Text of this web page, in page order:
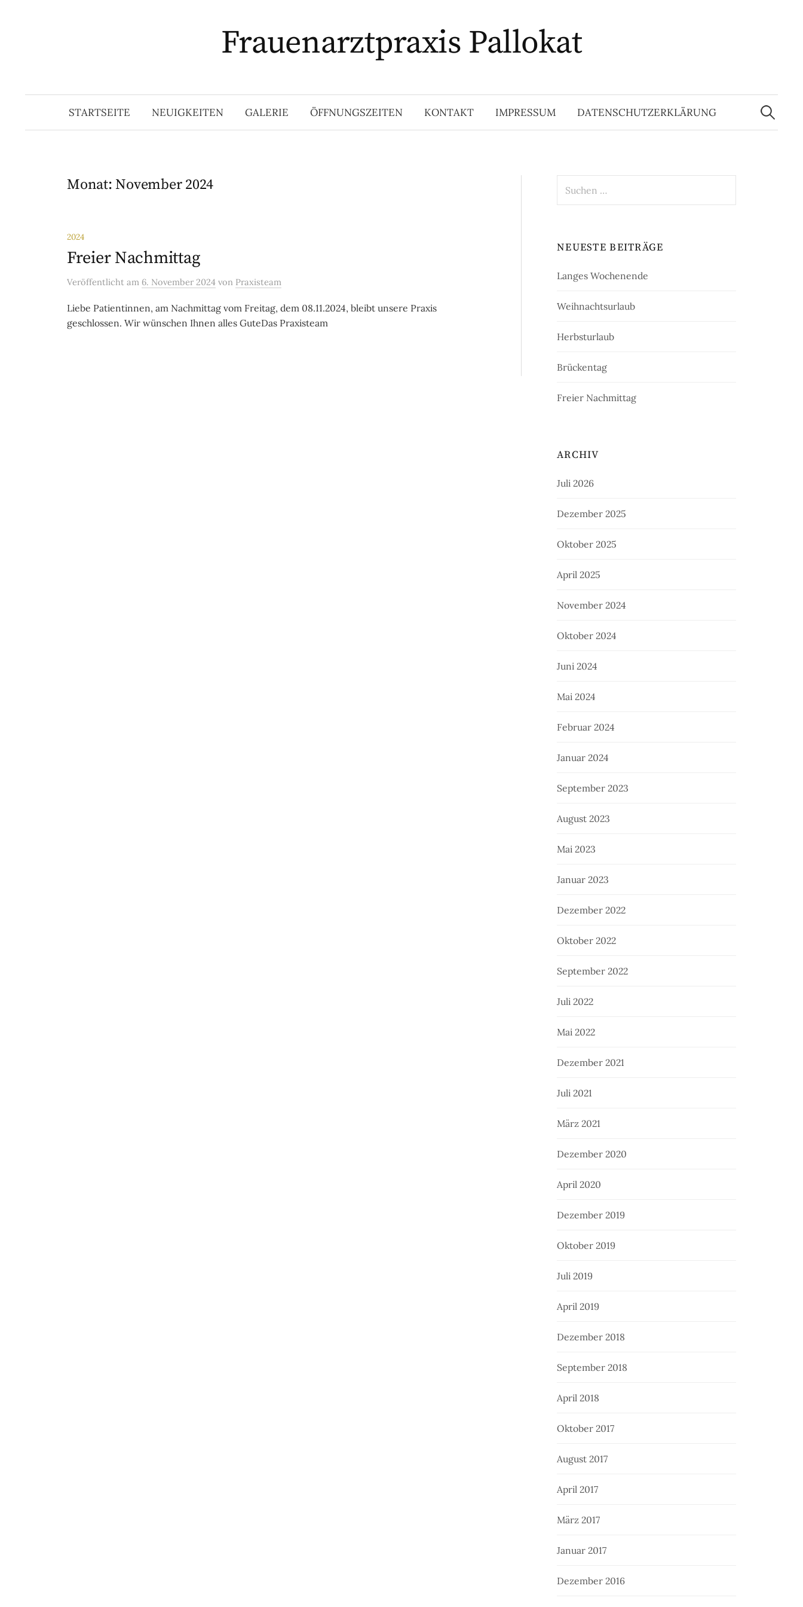
Frauenarztpraxis Pallokat
STARTSEITE NEUIGKEITEN GALERIE ÖFFNUNGSZEITEN KONTAKT IMPRESSUM DATENSCHUTZERKLÄRUNG
Suchen
nach:
Monat: November 2024
2024
Freier Nachmittag
Veröffentlicht am 6. November 2024 von Praxisteam
Liebe Patientinnen, am Nachmittag vom Freitag, dem 08.11.2024, bleibt unsere Praxis
geschlossen. Wir wünschen Ihnen alles GuteDas Praxisteam
nach:
NEUESTE BEITRÄGE
Langes Wochenende
Weihnachtsurlaub
Herbsturlaub
Brückentag
Freier Nachmittag
ARCHIV
Juli 2026
Dezember 2025
Oktober 2025
April 2025
November 2024
Oktober 2024
Juni 2024
Mai 2024
Februar 2024
Januar 2024
September 2023
August 2023
Mai 2023
Januar 2023
Dezember 2022
Oktober 2022
September 2022
Juli 2022
Mai 2022
Dezember 2021
Juli 2021
März 2021
Dezember 2020
April 2020
Dezember 2019
Oktober 2019
Juli 2019
April 2019
Dezember 2018
September 2018
April 2018
Oktober 2017
August 2017
April 2017
März 2017
Januar 2017
Dezember 2016